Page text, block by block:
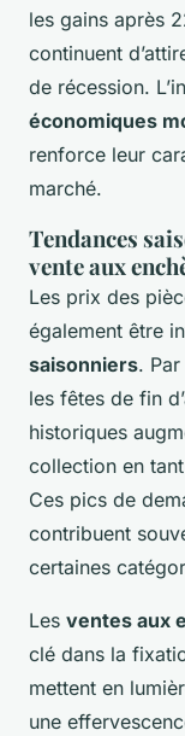
les gains après
continuent
de récession.
économiques
renforce leur
marché.
Tendances
vente aux
Les prix des
également être
saisonniers.
les fêtes de fin
historiques
collection en
Ces pics de
contribuent
certaines
Les ventes aux
clé dans la
mettent en
une